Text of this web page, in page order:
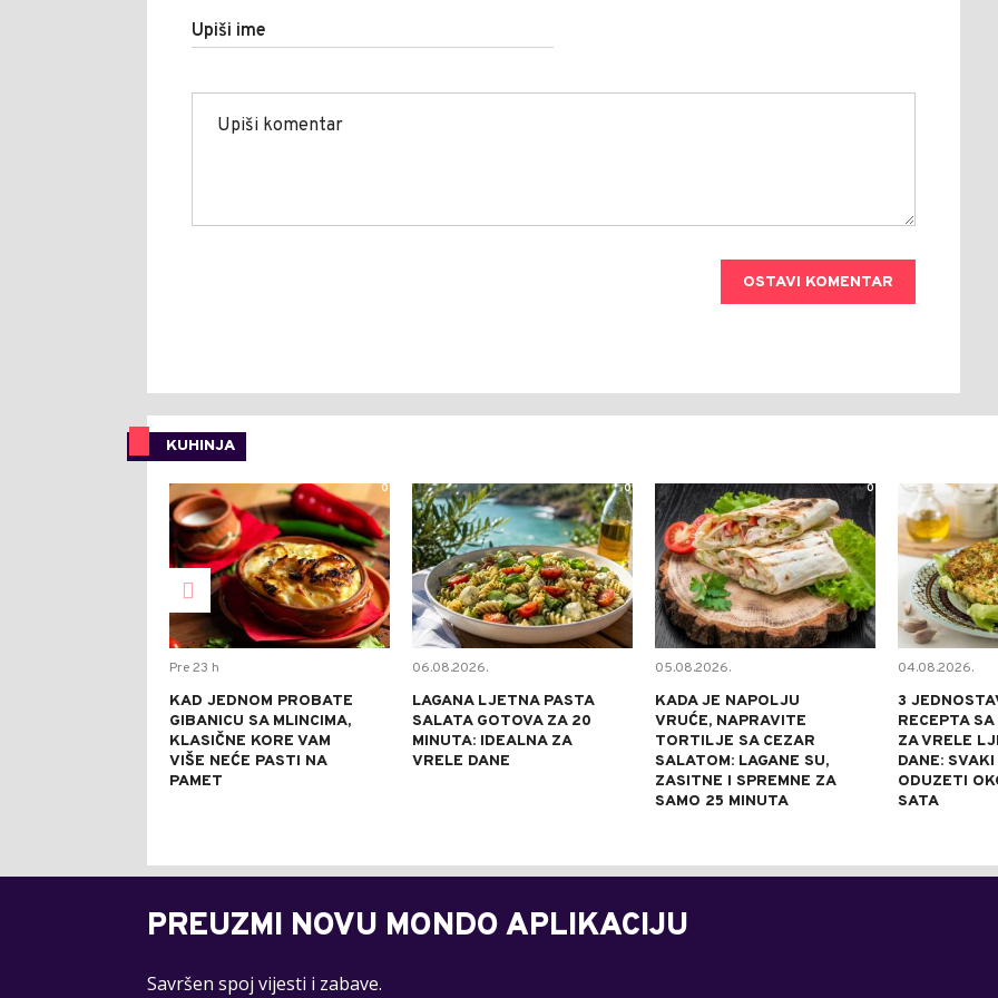
Upiši ime
OSTAVI KOMENTAR
KUHINJA
0
Pre 23 h
KAD JEDNOM PROBATE
GIBANICU SA MLINCIMA,
KLASIČNE KORE VAM
VIŠE NEĆE PASTI NA
PAMET
0
06.08.2026.
LAGANA LJETNA PASTA
SALATA GOTOVA ZA 20
MINUTA: IDEALNA ZA
VRELE DANE
0
05.08.2026.
KADA JE NAPOLJU
VRUĆE, NAPRAVITE
TORTILJE SA CEZAR
SALATOM: LAGANE SU,
ZASITNE I SPREMNE ZA
SAMO 25 MINUTA
04.08.2026.
3
RECEPTA
ZA VRELE
DANE:
ODUZETI
SATA
PREUZMI NOVU MONDO APLIKACIJU
Savršen spoj vijesti i zabave.